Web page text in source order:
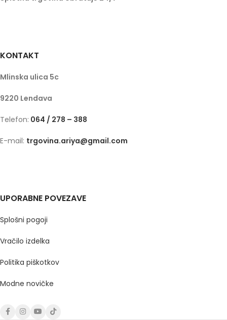
KONTAKT
Mlinska ulica 5c
9220 Lendava
Telefon: 064 / 278 – 388
E-mail: trgovina.ariya@gmail.com
UPORABNE POVEZAVE
Splošni pogoji
Vračilo izdelka
Politika piškotkov
Modne novičke